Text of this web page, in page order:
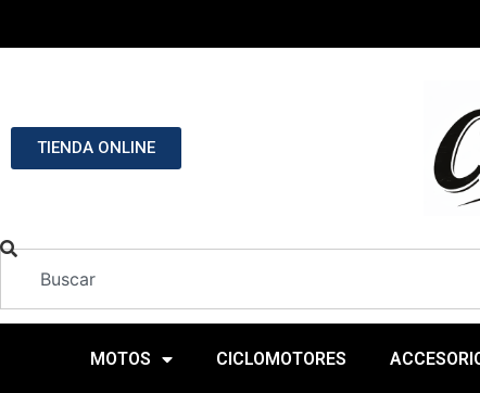
TIENDA ONLINE
MOTOS CICLOMOTORES